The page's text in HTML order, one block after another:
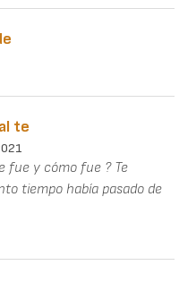
te
fue y cómo fue ? Te
tiempo había pasado de